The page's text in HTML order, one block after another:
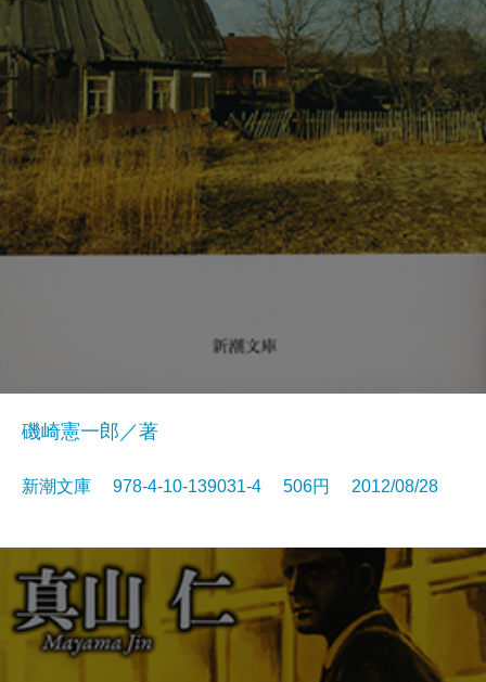
磯崎憲一郎／著
新潮文庫 978-4-10-139031-4 506円 2012/08/28